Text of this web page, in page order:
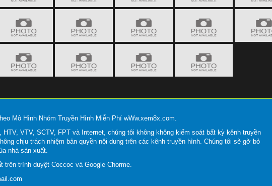
Mô Hình Nhóm Truyền Hình Miễn Phí wWw.xem8x.com.
HTV, VTV, SCTV, FPT và Internet, chúng tôi không không kiểm soát bất kỳ kênh truyền
chịu trách nhiệm bản quyền nội dung trên các kênh truyền hình. Chúng tôi sẽ gỡ bỏ
nhà sản xuất.
trên trình duyệt Coccoc và Google Chorme.